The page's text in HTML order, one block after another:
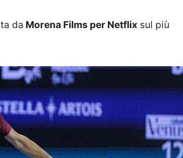
da Morena Films per Netflix sul più